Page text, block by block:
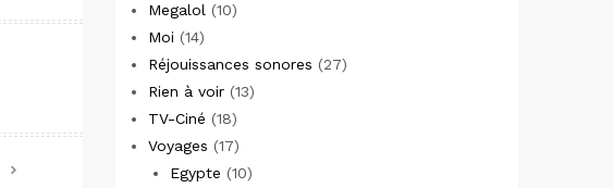
Megalol (10)
Moi (14)
Réjouissances sonores (27)
Rien à voir (13)
TV-Ciné (18)
Voyages (17)
Egypte (10)